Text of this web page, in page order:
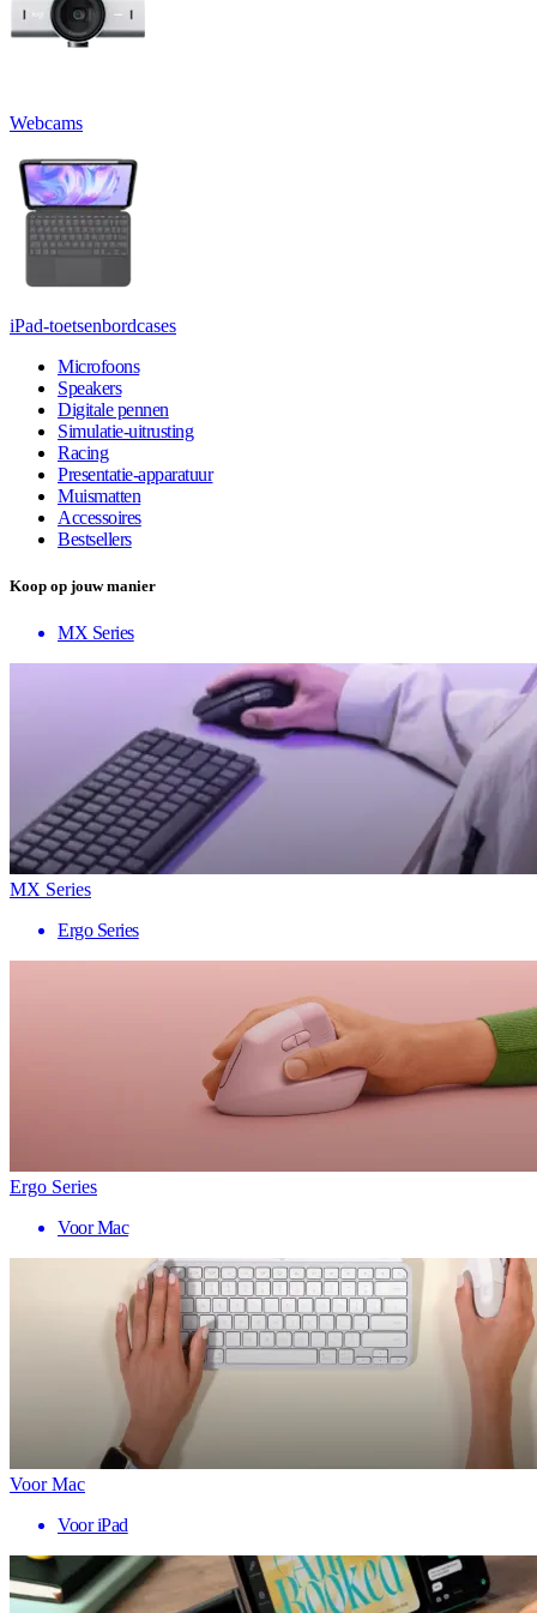
Webcams
iPad-toetsenbordcases
Microfoons
Speakers
Digitale pennen
Simulatie-uitrusting
Racing
Presentatie-apparatuur
Muismatten
Accessoires
Bestsellers
Koop op jouw manier
MX Series
MX Series
Ergo Series
Ergo Series
Voor Mac
Voor Mac
Voor iPad